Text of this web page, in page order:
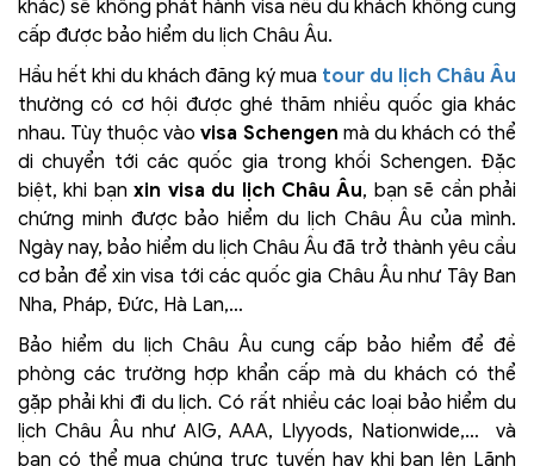
khác) sẽ không phát hành visa nếu du khách không cung
cấp được bảo hiểm du lịch Châu Âu.
Hầu hết khi du khách đăng ký mua tour du lịch Châu Âu
thường có cơ hội được ghé thăm nhiều quốc gia khác
nhau. Tùy thuộc vàovisa Schengen mà du khách có thể
di chuyển tới các quốc gia trong khối Schengen. Đặc
biệt, khi bạnxin visa du lịch Châu Âu, bạn sẽ cần phải
chứng minh được bảo hiểm du lịch Châu Âu của mình.
Ngày nay, bảo hiểm du lịch Châu Âu đã trở thành yêu cầu
cơ bản để xin visa tới các quốc gia Châu Âu như Tây Ban
Nha, Pháp, Đức, Hà Lan,…
Bảo hiểm du lịch Châu Âu cung cấp bảo hiểm để đề
phòng các trường hợp khẩn cấp mà du khách có thể
gặp phải khi đi du lịch. Có rất nhiều các loại bảo hiểm du
lịch Châu Âu như AIG, AAA, Llyyods, Nationwide,… và
bạn có thể mua chúng trực tuyến hay khi bạn lên Lãnh